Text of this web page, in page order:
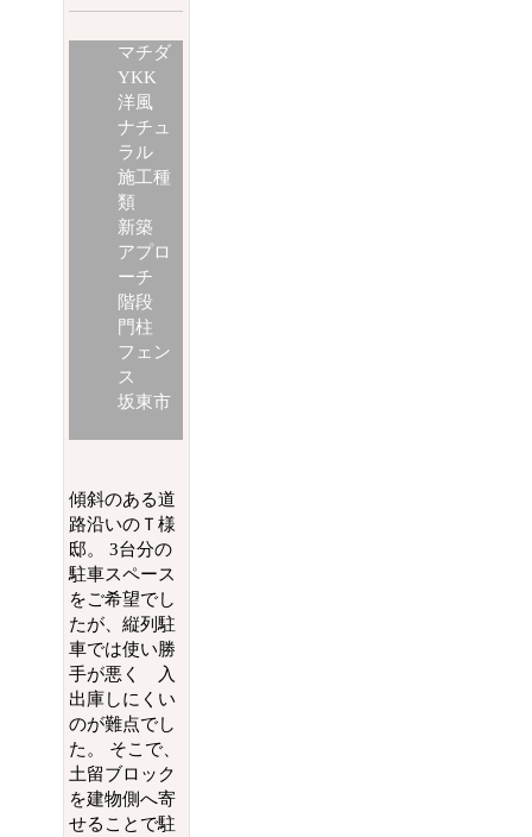
マチダ
YKK
洋風
ナチュ
ラル
施工種
類
新築
アプロ
ーチ
階段
門柱
フェン
ス
坂東市
傾斜のある道
路沿いのＴ様
邸。 3台分の
駐車スペース
をご希望でし
たが、縦列駐
車では使い勝
手が悪く 入
出庫しにくい
のが難点でし
た。 そこで、
土留ブロック
を建物側へ寄
せることで駐